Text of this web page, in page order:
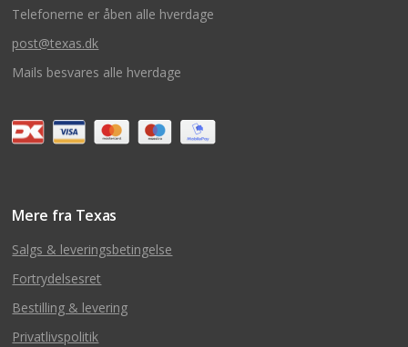
Telefonerne er åben alle hverdage
post@texas.dk
Mails besvares alle hverdage
Mere fra Texas
Salgs & leveringsbetingelse
Fortrydelsesret
Bestilling & levering
Privatlivspolitik